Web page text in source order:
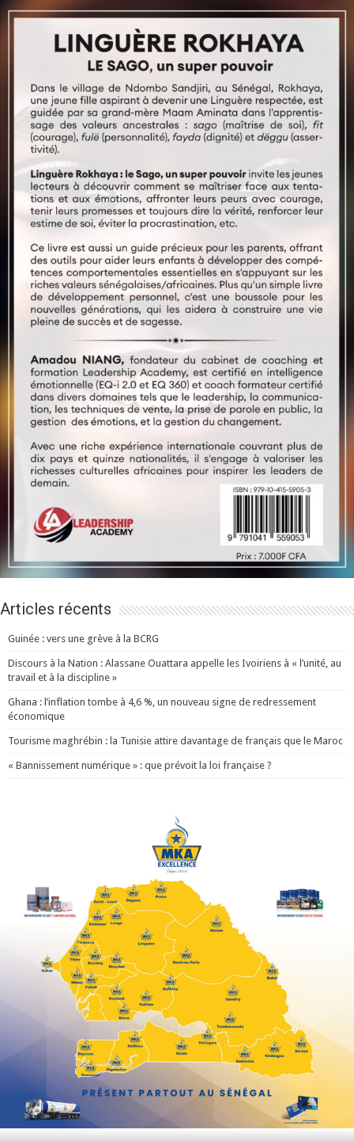
Articles récents
Guinée : vers une grève à la BCRG
Discours à la Nation : Alassane Ouattara appelle les Ivoiriens à « l’unité, au
travail et à la discipline »
Ghana : l’inflation tombe à 4,6 %, un nouveau signe de redressement
économique
Tourisme maghrébin : la Tunisie attire davantage de français que le Maroc
« Bannissement numérique » : que prévoit la loi française ?